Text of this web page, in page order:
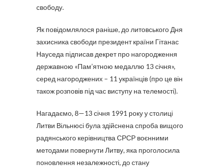
свободу.
Як повідомлялося раніше, до литовського Дня
захисника свободи президент країни Гітанас
Науседа підписав декрет про нагородження
державною «Пам’ятною медаллю 13 січня»,
серед нагороджених – 11 українців (про це він
також розповів під час виступу на телемості).
Нагадаємо, 8—13 січня 1991 року у столиці
Литви Вільнюсі була здійснена спроба вищого
радянського керівництва СРСР воєнними
методами повернути Литву, яка проголосила
поновлення незалежності, до стану